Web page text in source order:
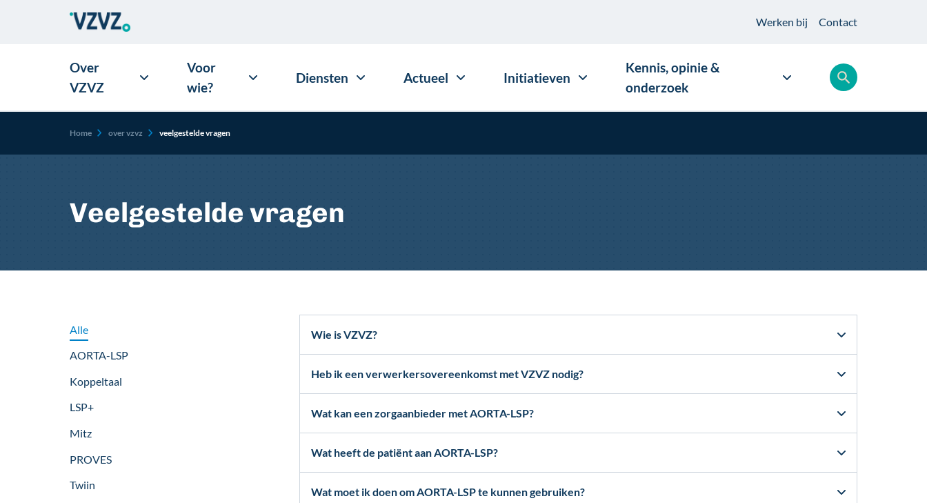
Werken bij Contact
Over
VZVZ
Voor
wie?
Diensten Actueel Initiatieven
Kennis, opinie &
onderzoek
Kruimelpad
Home over vzvz veelgestelde vragen
Veelgestelde vragen
Alle
AORTA-LSP
Koppeltaal
LSP+
Mitz
PROVES
Twiin
Wie is VZVZ?
Heb ik een verwerkersovereenkomst met VZVZ nodig?
Wat kan een zorgaanbieder met AORTA-LSP?
Wat heeft de patiënt aan AORTA-LSP?
Wat moet ik doen om AORTA-LSP te kunnen gebruiken?